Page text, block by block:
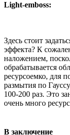
Light-emboss:
Здесь стоит
эффекта? К
наложением,
обрабатывается
ресурсоемко, для
размытия по
100-200 раз. Это
очень много
В заключение